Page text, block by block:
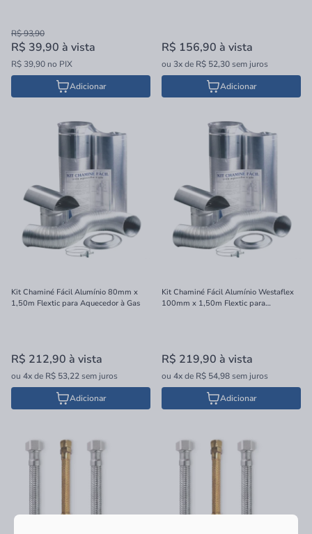
R$ 93,90
R$ 39,90 à vista
R$ 39,90 no PIX
Adicionar
R$ 156,90 à vista
ou 3xde R$ 52,30sem juros
Adicionar
Kit Chaminé Fácil Alumínio 80mm x
1,50m Flextic para Aquecedor à Gas
R$ 212,90 à vista
ou 4xde R$ 53,22sem juros
Adicionar
Kit Chaminé Fácil Alumínio Westaflex
100mm x 1,50m Flextic para
R$ 219,90 à vista
ou 4xde R$ 54,98sem juros
Adicionar